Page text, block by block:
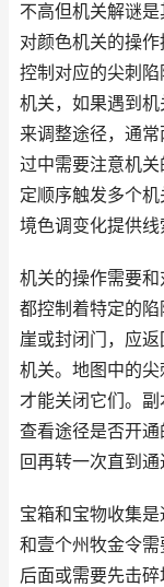
不高但机关解谜
对颜色机关的操
控制对应的尖刺
机关，如果遇到
来调整途径，通
过中需要注意机
定顺序触发多个
境色调变化提供线
机关的操作需要
都控制着特定的
崖或封闭门，应
机关。地图中的
才能关闭它们。
查看途径是否开
回再转一次直到
宝箱和宝物收集
和壹个州牧金令
后面或需要先击